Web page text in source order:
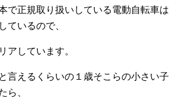
で正規取り扱いしている電動自転車は
ているので、
アしています。
言えるくらいの１歳そこらの小さい子
ら、